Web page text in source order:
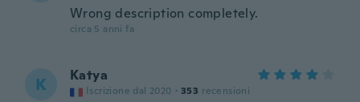
Wrong description completely.
circa 5 anni fa
K Katya
Iscrizione dal 2020 · 353 recensioni